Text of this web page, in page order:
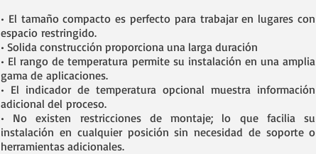
• El tamaño compacto es perfecto para trabajar en lugares con
espacio restringido.
• Solida construcción proporciona una larga duración
• El rango de temperatura permite su instalación en una amplia
gama de aplicaciones.
• El indicador de temperatura opcional muestra información
adicional del proceso.
• No existen restricciones de montaje; lo que facilia su
instalación en cualquier posición sin necesidad de soporte o
herramientas adicionales.